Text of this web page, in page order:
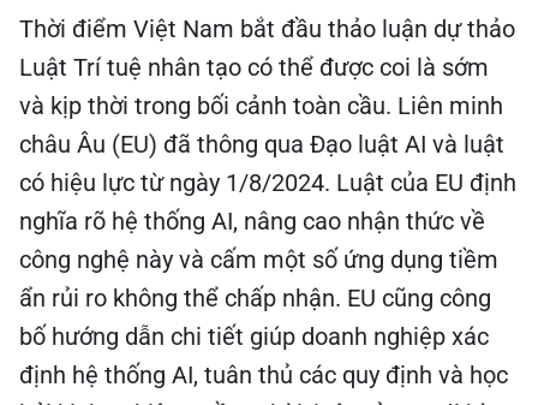
Thời điểm Việt Nam bắt đầu thảo luận dự thảo
Luật Trí tuệ nhân tạo có thể được coi là sớm
và kịp thời trong bối cảnh toàn cầu. Liên minh
châu Âu (EU) đã thông qua Đạo luật AI và luật
có hiệu lực từ ngày 1/8/2024. Luật của EU định
nghĩa rõ hệ thống AI, nâng cao nhận thức về
công nghệ này và cấm một số ứng dụng tiềm
ẩn rủi ro không thể chấp nhận. EU cũng công
bố hướng dẫn chi tiết giúp doanh nghiệp xác
định hệ thống AI, tuân thủ các quy định và học